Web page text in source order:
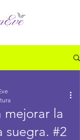
mejorar la
suegra. #2